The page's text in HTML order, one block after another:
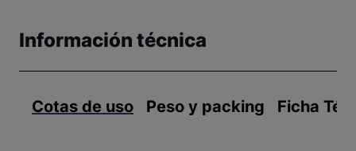
Información técnica
Cotas de uso Peso y packing Ficha